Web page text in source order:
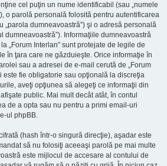
cel puţin un nume identificabil (sau „numele
o parolă personală folosită pentru autentificarea
„parola dumneavoastră”) şi o adresă personală
dumneavoastră”). Informaţiile dumneavoastră
„Forum Interlan” sunt protejate de legile de
în ţara care ne găzduieşte. Orice informaţie în
sau a adresei de e-mail cerută de „Forum
este fie obligatorie sau opţională la discreţia
aveţi opţiunea să alegeţi ce informaţii din
public. Mai mult decât atât, în contul
de a opta sau nu pentru a primi email-uri
ul phpBB.
(hash într-o singură direcţie), aşadar este
să nu folosiţi aceeaşi parolă pe mai multe
este mijlocul de accesare al contului de